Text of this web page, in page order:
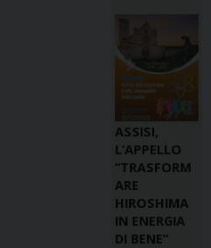
ASSISI,
L’APPELLO
“TRASFORM
ARE
HIROSHIMA
IN ENERGIA
DI BENE”